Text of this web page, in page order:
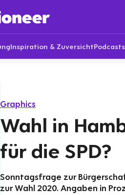
Inspiration & ZuversichtPodcasts
Graphics
Wahl in
für die SPD?
Sonntagsfrage zur
zur Wahl 2020. Angaben in